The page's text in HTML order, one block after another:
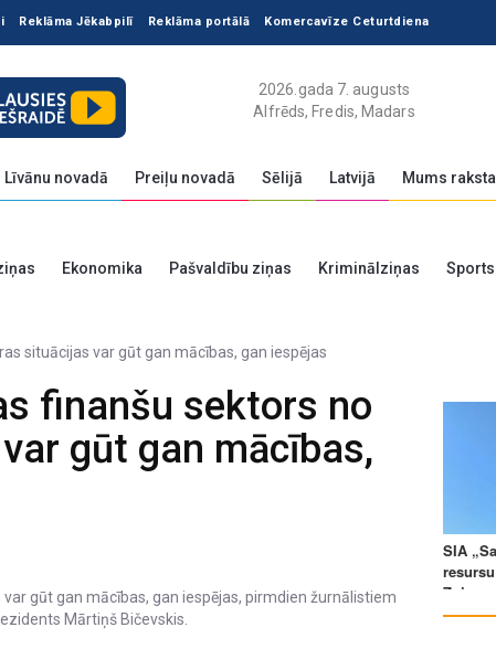
Reklāma Jēkabpilī Reklāma portālā Komercavīze Ceturtdiena
2026.gada 7. augusts
Alfrēds, Fredis, Madars
Līvānu novadā Preiļu novadā Sēlijā Latvijā Mums raksta
Ekonomika Pašvaldību ziņas Kriminālziņas Sports
finanšu sektors no
gūt gan mācības,
var gūt gan mācības, gan iespējas, pirmdien žurnālistiem
Mārtiņš Bičevskis.